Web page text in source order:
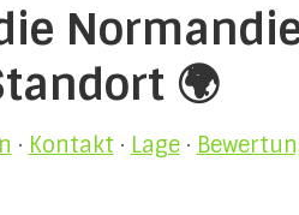
🌍
· Kontakt · Lage·